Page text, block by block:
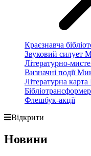
Краєзнавча
Звуковий силует
Літературно-
Визначні події
Літературна
Флешбук-акції
Відкрити
Новини